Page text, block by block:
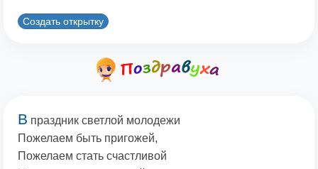
Создать открытку
В праздник светлой молодежи
Пожелаем быть пригожей,
Пожелаем стать счастливой